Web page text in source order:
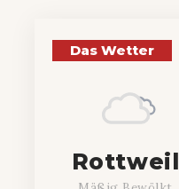
Das Wetter
Rottweil